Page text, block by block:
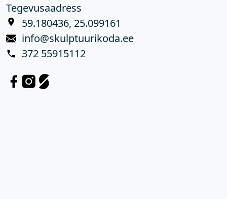
Tegevusaadress
59.180436, 25.099161
info@skulptuurikoda.ee
372 55915112